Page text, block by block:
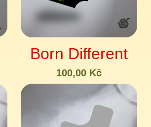
Born Different
100,00 Kč